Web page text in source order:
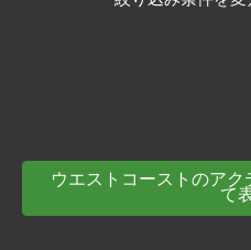
ウエストコーストのアク
て